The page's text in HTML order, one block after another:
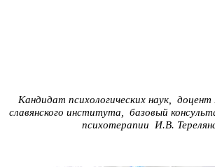
Кандидат психологических наук,
славянского института, базовый
психотерапии И.В.